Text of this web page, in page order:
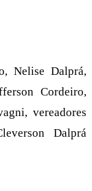
Nelise Dalprá,
Cordeiro,
vereadores
Dalprá